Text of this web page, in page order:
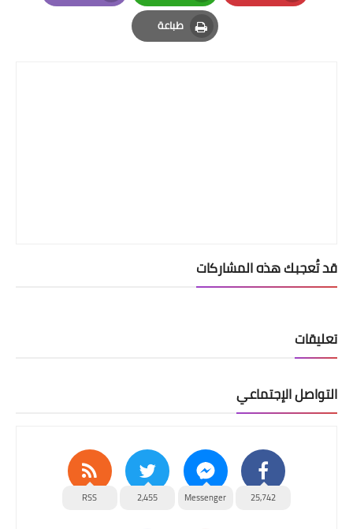
Pinterest
Whatsapp
Email
طباعة
Print
قد تُعجبك هذه المشاركات
تعليقات
التواصل الإجتماعي
25,742
Messenger
2,455
RSS